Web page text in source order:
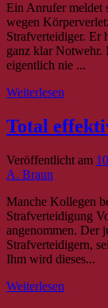
Ein Anrufer meldet
wegen
Strafverteidiger. Er
ganz klar Notwehr.
eigentlich nie ...
Weiterlesen
Total
Veröffentlicht am
A. Braun
Manche Kollegen
Strafverteidigung
angenommen. Der
Strafverteidigern,
Ihm wird dieses...
Weiterlesen